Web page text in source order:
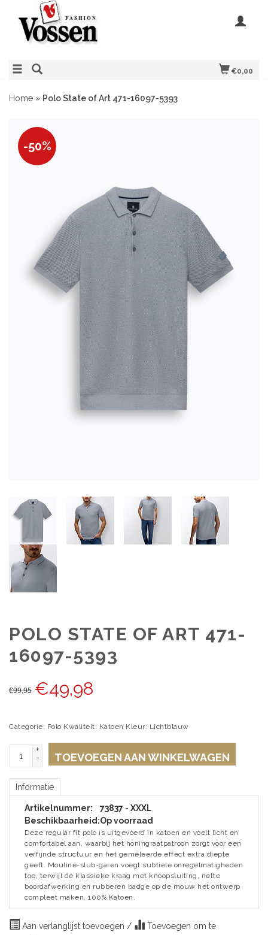
€0,00
Home » Polo State of Art 471-16097-5393
-50%
POLO STATE OF ART 471-
16097-5393
€99,95 €49,98
Categorie: Polo Kwaliteit: Katoen Kleur: Lichtblauw
+
-
TOEVOEGEN AAN WINKELWAGEN
Informatie
Artikelnummer:
73837 - XXXL
Beschikbaarheid:Op voorraad
Deze regular fit polo is uitgevoerd in katoen en voelt licht en
comfortabel aan, waarbij het honingraatpatroon zorgt voor een
verfijnde structuur en het gemêleerde effect extra diepte
geeft. Mouliné-slub-garen voegt subtiele onregelmatigheden
toe, terwijl de klassieke kraag met knoopsluiting, nette
boordafwerking en rubberen badge op de mouw het ontwerp
compleet maken. 100% Katoen.
Aan verlanglijst toevoegen /
Toevoegen om te